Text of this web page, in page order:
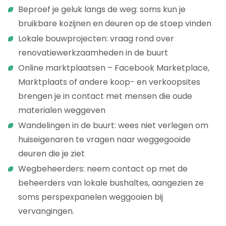
Beproef je geluk langs de weg: soms kun je
bruikbare kozijnen en deuren op de stoep vinden
Lokale bouwprojecten: vraag rond over
renovatiewerkzaamheden in de buurt
Online marktplaatsen – Facebook Marketplace,
Marktplaats of andere koop- en verkoopsites
brengen je in contact met mensen die oude
materialen weggeven
Wandelingen in de buurt: wees niet verlegen om
huiseigenaren te vragen naar weggegooide
deuren die je ziet
Wegbeheerders: neem contact op met de
beheerders van lokale bushaltes, aangezien ze
soms perspexpanelen weggooien bij
vervangingen.